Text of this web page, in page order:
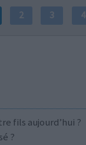
2 3 4
fils aujourd’hui ?
?